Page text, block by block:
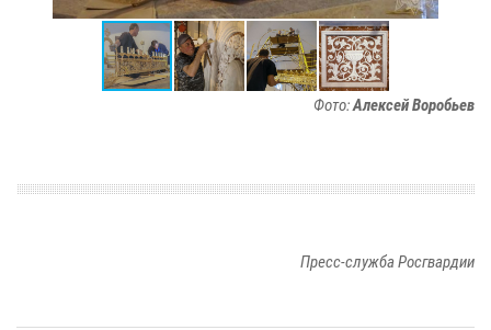
Фото:Алексей Воробьев
Пресс-служба Росгвардии